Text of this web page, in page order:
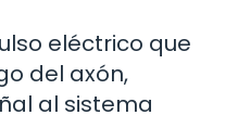
eléctrico que
del axón,
al sistema